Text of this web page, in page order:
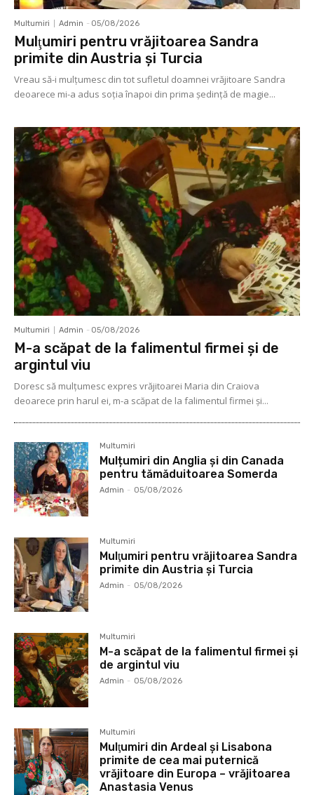
Multumiri Admin - 05/08/2026
Mulţumiri pentru vrăjitoarea Sandra
primite din Austria și Turcia
Vreau să-i mulţumesc din tot sufletul doamnei vrăjitoare Sandra
deoarece mi-a adus soţia înapoi din prima şedinţă de magie...
Multumiri Admin - 05/08/2026
M-a scăpat de la falimentul firmei și de
argintul viu
Doresc să mulţumesc expres vrăjitoarei Maria din Craiova
deoarece prin harul ei, m-a scăpat de la falimentul firmei şi...
Multumiri
Mulțumiri din Anglia și din Canada
pentru tămăduitoarea Somerda
Admin - 05/08/2026
Multumiri
Mulţumiri pentru vrăjitoarea Sandra
primite din Austria și Turcia
Admin - 05/08/2026
Multumiri
M-a scăpat de la falimentul firmei și
de argintul viu
Admin - 05/08/2026
Multumiri
Mulţumiri din Ardeal și Lisabona
primite de cea mai puternică
vrăjitoare din Europa – vrăjitoarea
Anastasia Venus